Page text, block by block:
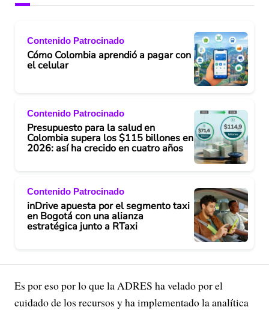
Contenido Patrocinado
Cómo Colombia aprendió a pagar con
el celular
Contenido Patrocinado
Presupuesto para la salud en
Colombia supera los $115 billones en
2026: así ha crecido en cuatro años
Contenido Patrocinado
inDrive apuesta por el segmento taxi
en Bogotá con una alianza
estratégica junto a RTaxi
Es por eso por lo que la ADRES ha velado por el
cuidado de los recursos y ha implementado la analítica